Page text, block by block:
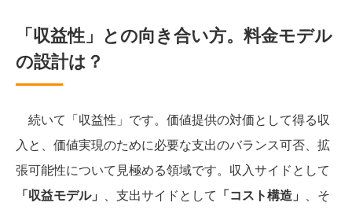
「収益性」との向き合い方。料金モデル
の設計は？
続いて「収益性」です。価値提供の対価として得る収
入と、価値実現のために必要な支出のバランス可否、拡
張可能性について見極める領域です。収入サイドとして
「収益モデル」 、支出サイドとして 「コスト構造」 、そ